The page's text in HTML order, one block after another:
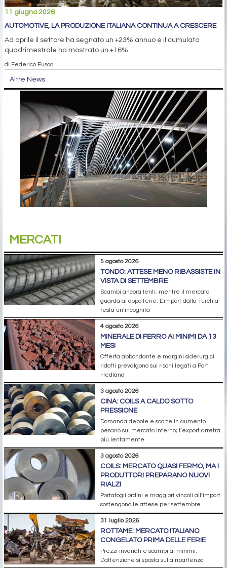
11 giugno 2026
AUTOMOTIVE, LA PRODUZIONE ITALIANA CONTINUA A CRESCERE
Ad aprile il settore ha segnato un +23% annuo e il cumulato
quadrimestrale ha mostrato un +16%
di Federico Fusca
Altre News
MERCATI
5 agosto 2026
TONDO: ATTESE MENO RIBASSISTE IN
VISTA DI SETTEMBRE
Scambi ancora lenti, mentre il mercato
guarda al dopo ferie. L’import dalla Turchia
resta un’incognita
4 agosto 2026
MINERALE DI FERRO AI MINIMI DA 13
MESI
Offerta abbondante e margini siderurgici
ridotti prevalgono sui rischi legati a Port
Hedland
3 agosto 2026
CINA: COILS A CALDO SOTTO
PRESSIONE
Domanda debole e scorte in aumento
pesano sul mercato interno; l’export arretra
più lentamente
3 agosto 2026
COILS: MERCATO QUASI FERMO, MA I
PRODUTTORI PREPARANO NUOVI
RIALZI
Portafogli ordini e maggiori vincoli all’import
sostengono le attese per settembre
31 luglio 2026
ROTTAME: MERCATO ITALIANO
CONGELATO PRIMA DELLE FERIE
Prezzi invariati e scambi ai minimi.
L’attenzione si sposta sulla ripartenza